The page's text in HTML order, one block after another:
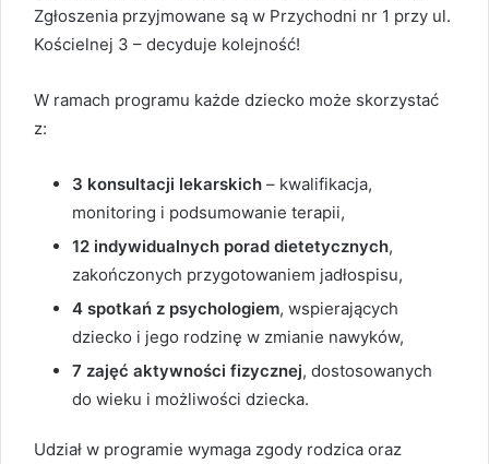
Zgłoszenia przyjmowane są w Przychodni nr 1 przy ul.
Kościelnej 3 – decyduje kolejność!
W ramach programu każde dziecko może skorzystać
z:
3 konsultacji lekarskich – kwalifikacja,
monitoring i podsumowanie terapii,
12 indywidualnych porad dietetycznych,
zakończonych przygotowaniem jadłospisu,
4 spotkań z psychologiem, wspierających
dziecko i jego rodzinę w zmianie nawyków,
7 zajęć aktywności fizycznej, dostosowanych
do wieku i możliwości dziecka.
Udział w programie wymaga zgody rodzica oraz